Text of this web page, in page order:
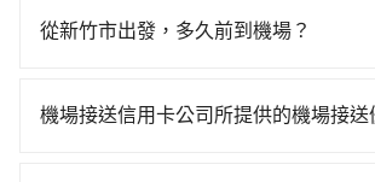
來預約tripool！如果你僅有兩位乘車
的垃圾或者撞凹的車門仍未被修理，每
偏找不到停車位，對於急著用車或者要
預約旅步接送可能是一個更經濟實惠的
務，我們就會在您指定的時間派遣司機
從新竹市出發，多久前到機場？
沒有事先網上辦理報到，要再更早一些
機場接送信用卡公司所提供的機場接送